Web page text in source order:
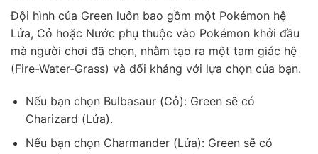
Đội hình của Green luôn bao gồm một Pokémon hệ
Lửa, Cỏ hoặc Nước phụ thuộc vào Pokémon khởi đầu
mà người chơi đã chọn, nhằm tạo ra một tam giác hệ
(Fire-Water-Grass) và đối kháng với lựa chọn của bạn.
Nếu bạn chọn Bulbasaur (Cỏ): Green sẽ có
Charizard (Lửa).
Nếu bạn chọn Charmander (Lửa): Green sẽ có